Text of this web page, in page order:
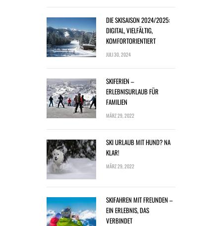
DIE SKISAISON 2024/2025:
DIGITAL, VIELFÄLTIG,
KOMFORTORIENTIERT
JULI 30, 2024
SKIFERIEN –
ERLEBNISURLAUB FÜR
FAMILIEN
MÄRZ 29, 2022
SKI URLAUB MIT HUND? NA
KLAR!
MÄRZ 29, 2022
SKIFAHREN MIT FREUNDEN –
EIN ERLEBNIS, DAS
VERBINDET